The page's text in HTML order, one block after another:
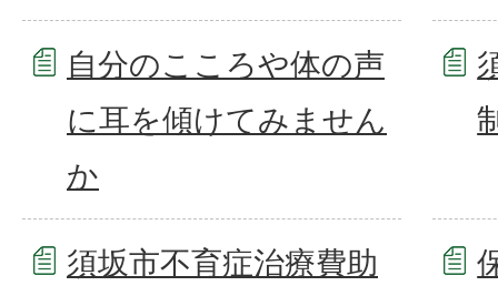
自分のこころや体の声
に耳を傾けてみません
か
須坂市不育症治療費助